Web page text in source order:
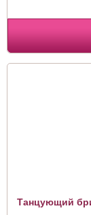
Танцующий